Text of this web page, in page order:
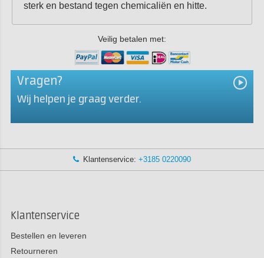
sterk en bestand tegen chemicaliën en hitte.
Veilig betalen met:
Vragen?
Wij helpen je graag verder.
Klantenservice: +3185 0220090
Klantenservice
Bestellen en leveren
Retourneren